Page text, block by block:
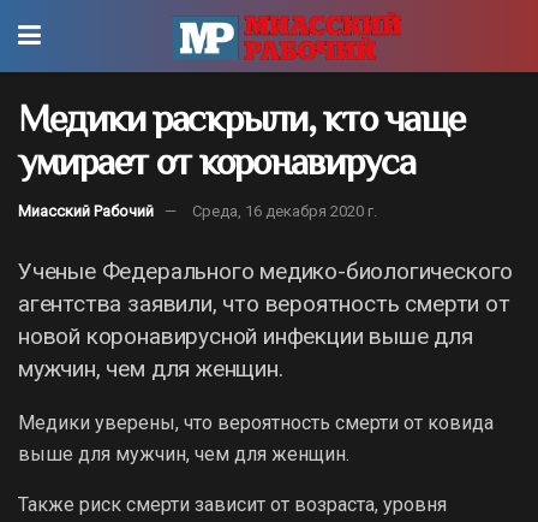
Медики раскрыли, кто чаще
умирает от коронавируса
Миасский Рабочий Среда, 16 декабря 2020 г.
Ученые Федерального медико-биологического
агентства заявили, что вероятность смерти от
новой коронавирусной инфекции выше для
мужчин, чем для женщин.
Медики уверены, что вероятность смерти от ковида
выше для мужчин, чем для женщин.
Также риск смерти зависит от возраста, уровня